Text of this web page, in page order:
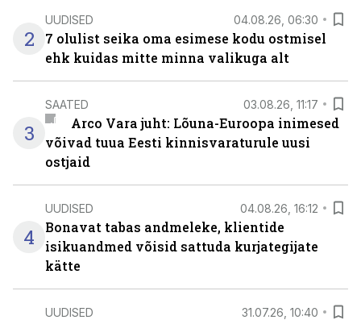
2
UUDISED 04.08.26, 06:30
7 olulist seika oma esimese kodu ostmisel
ehk kuidas mitte minna valikuga alt
3
SAATED 03.08.26, 11:17
Arco Vara juht: Lõuna-Euroopa inimesed
võivad tuua Eesti kinnisvaraturule uusi
ostjaid
4
UUDISED 04.08.26, 16:12
Bonavat tabas andmeleke, klientide
isikuandmed võisid sattuda kurjategijate
kätte
UUDISED 31.07.26, 10:40